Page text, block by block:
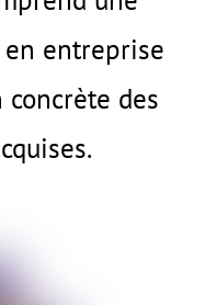
en entreprise
des